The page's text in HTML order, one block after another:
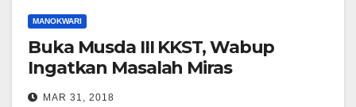
MANOKWARI
Buka Musda III KKST, Wabup
Ingatkan Masalah Miras
MAR 31, 2018